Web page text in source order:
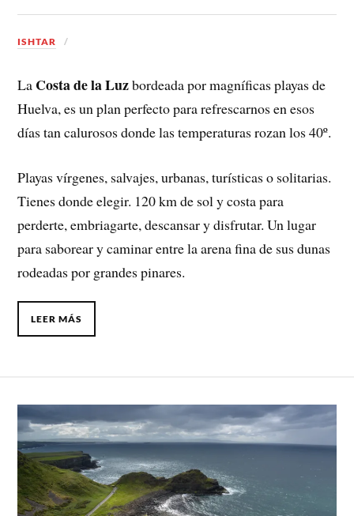
ISHTAR
La Costa de la Luzbordeada por magníficas playas de
Huelva, es un plan perfecto para refrescarnos en esos
días tan calurosos donde las temperaturas rozan los 40º.
Playas vírgenes, salvajes, urbanas, turísticas o solitarias.
Tienes donde elegir. 120 km de sol y costa para
perderte, embriagarte, descansar y disfrutar. Un lugar
para saborear y caminar entre la arena fina de sus dunas
rodeadas por grandes pinares.
LEER MÁS